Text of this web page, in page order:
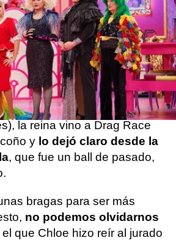
llevando el chonismo por
nos ha dejado
Su llegada al werk room,
toda una declaración de
Vittuvenía a por todas.
indica (Vittu significa
la reina vino a Drag Race
y lo dejó claro desde la
, que fue un ball de pasado,
bragas para ser más
no podemos olvidarnos
el que Chloe hizo reír al jurado